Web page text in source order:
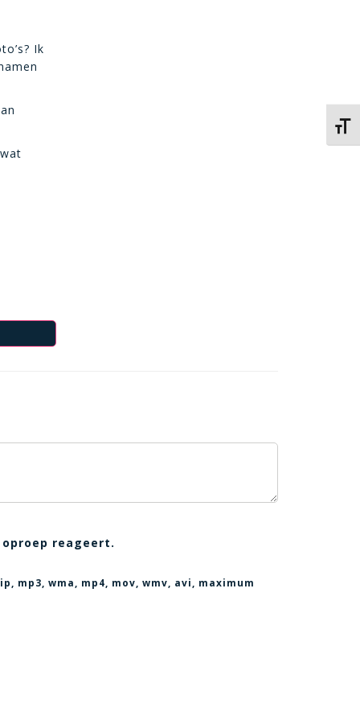
Ik
reageert.
mp3, wma, mp4, mov, wmv, avi , maximum